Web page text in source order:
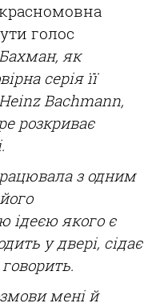
красномовна
голос
, як
серія її
Bachmann,
розкриває
.
з одним
його
ідеєю якогоє
удвері, сідає
меній